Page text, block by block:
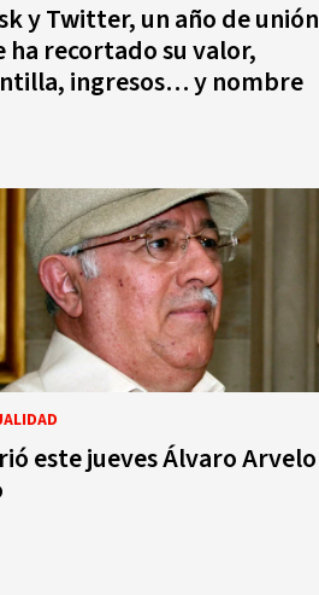
y Twitter, un año de unión
ha recortado su valor,
ingresos… y nombre
este jueves Álvaro Arvelo